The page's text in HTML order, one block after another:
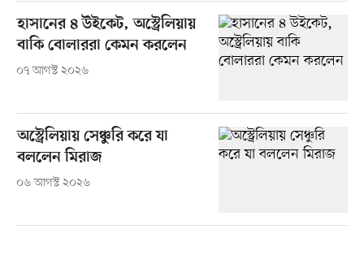
হাসানের ৪ উইকেট, অস্ট্রেলিয়ায়
বাকি বোলাররা কেমন করলেন
০৭ আগস্ট ২০২৬
অস্ট্রেলিয়ায় সেঞ্চুরি করে যা
বললেন মিরাজ
০৬ আগস্ট ২০২৬